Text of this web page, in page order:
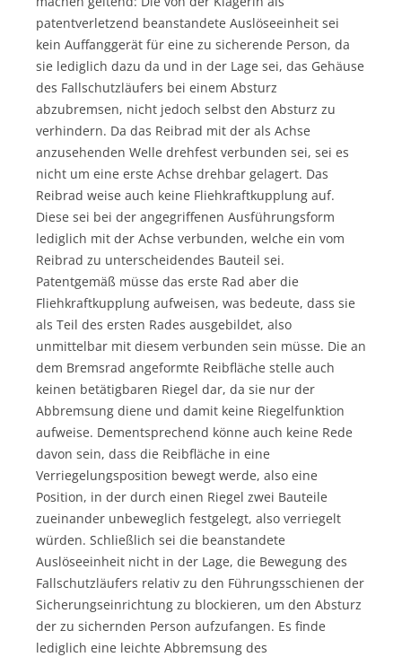
patentverletzend beanstandete Auslöseeinheit sei
kein Auffanggerät für eine zu sicherende Person, da
sie lediglich dazu da und in der Lage sei, das Gehäuse
des Fallschutzläufers bei einem Absturz
abzubremsen, nicht jedoch selbst den Absturz zu
verhindern. Da das Reibrad mit der als Achse
anzusehenden Welle drehfest verbunden sei, sei es
nicht um eine erste Achse drehbar gelagert. Das
Reibrad weise auch keine Fliehkraftkupplung auf.
Diese sei bei der angegriffenen Ausführungsform
lediglich mit der Achse verbunden, welche ein vom
Reibrad zu unterscheidendes Bauteil sei.
Patentgemäß müsse das erste Rad aber die
Fliehkraftkupplung aufweisen, was bedeute, dass sie
als Teil des ersten Rades ausgebildet, also
unmittelbar mit diesem verbunden sein müsse. Die an
dem Bremsrad angeformte Reibfläche stelle auch
keinen betätigbaren Riegel dar, da sie nur der
Abbremsung diene und damit keine Riegelfunktion
aufweise. Dementsprechend könne auch keine Rede
davon sein, dass die Reibfläche in eine
Verriegelungsposition bewegt werde, also eine
Position, in der durch einen Riegel zwei Bauteile
zueinander unbeweglich festgelegt, also verriegelt
würden. Schließlich sei die beanstandete
Auslöseeinheit nicht in der Lage, die Bewegung des
Fallschutzläufers relativ zu den Führungsschienen der
Sicherungseinrichtung zu blockieren, um den Absturz
der zu sichernden Person aufzufangen. Es finde
lediglich eine leichte Abbremsung des